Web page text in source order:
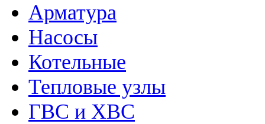
Арматура
Насосы
Котельные
Тепловые узлы
ГВС и ХВС